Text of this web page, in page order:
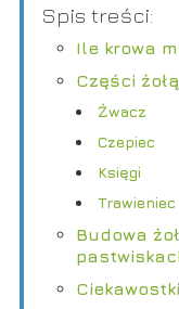
Spis treści:
Ile krowa
Części
Żwacz
Czepiec
Księgi
Trawieniec
Budowa